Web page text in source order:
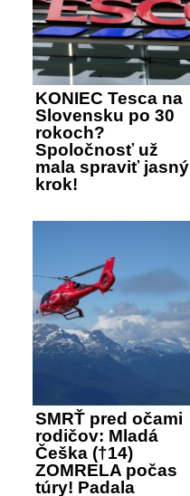
KONIEC Tesca na
Slovensku po 30
rokoch?
Spoločnosť už
mala spraviť jasný
krok!
SMRŤ pred očami
rodičov: Mladá
Češka (†14)
ZOMRELA počas
túry! Padala